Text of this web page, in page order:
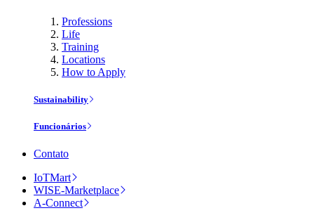
Professions
Life
Training
Locations
How to Apply
Sustainability
Funcionários
Contato
IoTMart
WISE-Marketplace
A-Connect